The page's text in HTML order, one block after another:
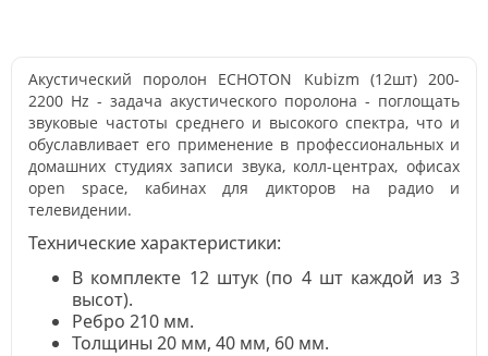
Акустический поролон ECHOTON Kubizm (12шт) 200-
2200 Hz - задача акустического поролона - поглощать
звуковые частоты среднего и высокого спектра, что и
обуславливает его применение в профессиональных и
домашних студиях записи звука, колл-центрах, офисах
open space, кабинах для дикторов на радио и
телевидении.
Технические характеристики:
В комплекте 12 штук (по 4 шт каждой из 3
высот).
Ребро 210 мм.
Толщины 20 мм, 40 мм, 60 мм.